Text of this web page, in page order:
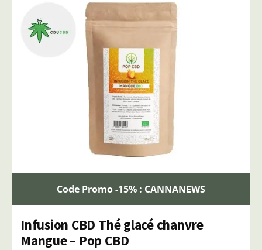
Code Promo -15% : CANNANEWS
Infusion CBD Thé glacé chanvre
Mangue – Pop CBD